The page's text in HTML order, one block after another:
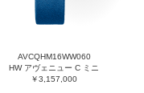
AVCQHM16WW060
HW アヴェニュー C ミニ
￥3,157,000